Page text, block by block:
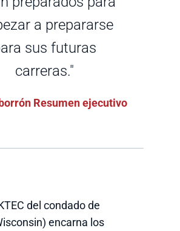
a prepararse
sus futuras
carreras."
Resumen ejecutivo
del condado de
encarna los